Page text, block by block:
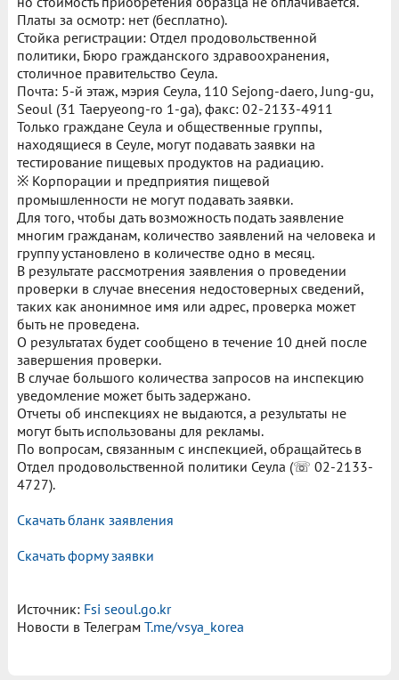
Платы за осмотр: нет (бесплатно).
Стойка регистрации: Отдел продовольственной
политики, Бюро гражданского здравоохранения,
столичное правительство Сеула.
Почта: 5-й этаж, мэрия Сеула, 110 Sejong-daero, Jung-gu,
Seoul (31 Taepyeong-ro 1-ga), факс: 02-2133-4911
Только граждане Сеула и общественные группы,
находящиеся в Сеуле, могут подавать заявки на
тестирование пищевых продуктов на радиацию.
※ Корпорации и предприятия пищевой
промышленности не могут подавать заявки.
Для того, чтобы дать возможность подать заявление
многим гражданам, количество заявлений на человека и
группу установлено в количестве одно в месяц.
В результате рассмотрения заявления о проведении
проверки в случае внесения недостоверных сведений,
таких как анонимное имя или адрес, проверка может
быть не проведена.
О результатах будет сообщено в течение 10 дней после
завершения проверки.
В случае большого количества запросов на инспекцию
уведомление может быть задержано.
Отчеты об инспекциях не выдаются, а результаты не
могут быть использованы для рекламы.
По вопросам, связанным с инспекцией, обращайтесь в
Отдел продовольственной политики Сеула (☏ 02-2133-
4727).
Скачать бланк заявления
Скачать форму заявки
Источник:Fsi seoul.go.kr
Новости в Телеграм T.me/vsya_korea